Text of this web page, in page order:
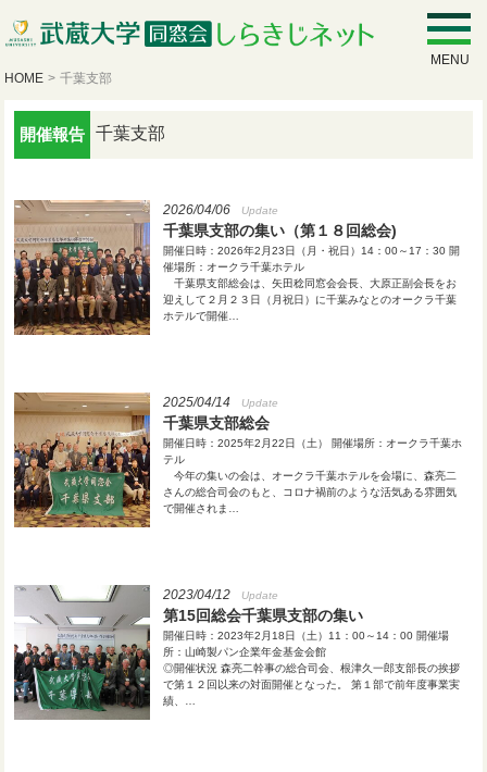
MENU
HOME > 千葉支部
開催報告 千葉支部
2026/04/06 Update
千葉県支部の集い（第１８回総会)
開催日時：2026年2月23日（月・祝日）14：00～17：30 開
催場所：オークラ千葉ホテル
千葉県支部総会は、矢田稔同窓会会長、大原正副会長をお
迎えして２月２３日（月祝日）に千葉みなとのオークラ千葉
ホテルで開催…
2025/04/14 Update
千葉県支部総会
開催日時：2025年2月22日（土） 開催場所：オークラ千葉ホ
テル
今年の集いの会は、オークラ千葉ホテルを会場に、森亮二
さんの総合司会のもと、コロナ禍前のような活気ある雰囲気
で開催されま…
2023/04/12 Update
第15回総会千葉県支部の集い
開催日時：2023年2月18日（土）11：00～14：00 開催場
所：山崎製パン企業年金基金会館
◎開催状況 森亮二幹事の総合司会、根津久一郎支部長の挨拶
で第１２回以来の対面開催となった。 第１部で前年度事業実
績、…